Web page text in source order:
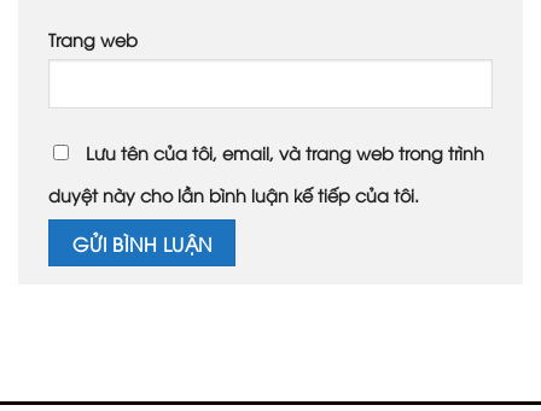
Trang web
Lưu tên của tôi, email, và trang web trong trình
duyệt này cho lần bình luận kế tiếp của tôi.